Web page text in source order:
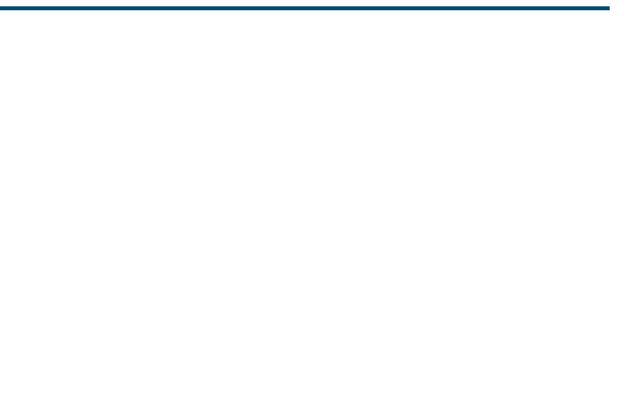
АГЕНТСТВО (КИА «ВЕСТИ»)